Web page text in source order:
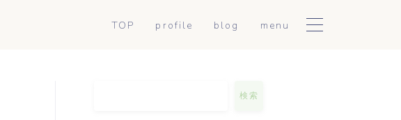
TOP profile blog
mumiのつぶやき
menu
こころとからだ整えセッシ
検索